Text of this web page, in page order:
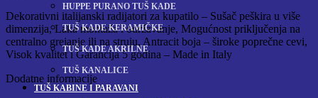
HUPPE PURANO TUŠ KADE
TUŠ KADE KERAMIČKE
TUŠ KADE AKRILNE
TUŠ KANALICE
TUŠ KABINE I PARAVANI
Dekorativni italijanski radijatori za kupatilo – Sušač peškira u više
dimenzija, Laka montaža i održavanje, Mogućnost priključenja na
centralno grejanje ili na struju, Antracit boja – široke poprečne cevi,
Visok kvalitet i Garancija 5 godina – Made in Italy
Dodatne informacije